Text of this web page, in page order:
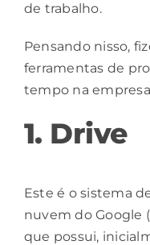
de trabalho.
Pensando nisso,
ferramentas de
tempo na
1. Drive
Este é o sistema
nuvem do Google (
que possui,